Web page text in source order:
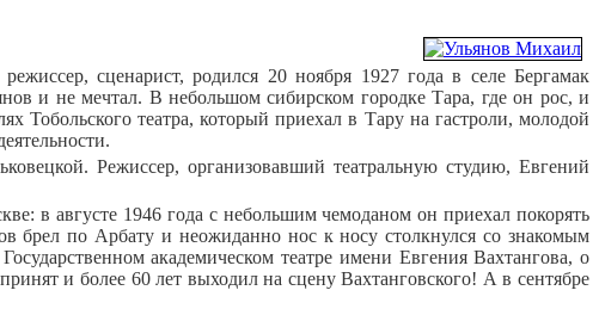
сценарист, родился 20 ноября 1927 года в селе Бергамак
и не мечтал. В небольшом сибирском городке Тара, где он рос, и
Тобольского театра, который приехал в Тару на гастроли, молодой
Режиссер, организовавший театральную студию, Евгений
в августе 1946 года с небольшим чемоданом он приехал покорять
по Арбату и неожиданно нос к носу столкнулся со знакомым
академическом театре имени Евгения Вахтангова, о
и более 60 лет выходил на сцену Вахтанговского! А в сентябре